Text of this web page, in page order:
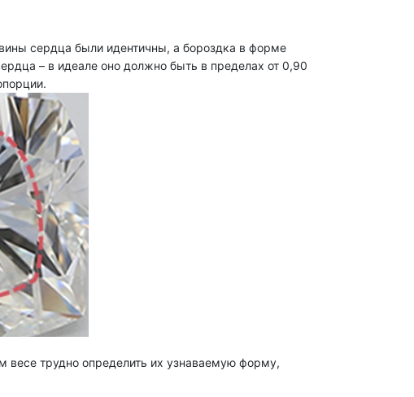
сердца были идентичны, а бороздка в форме
– в идеале оно должно быть в пределах от 0,90
весе трудно определить их узнаваемую форму,